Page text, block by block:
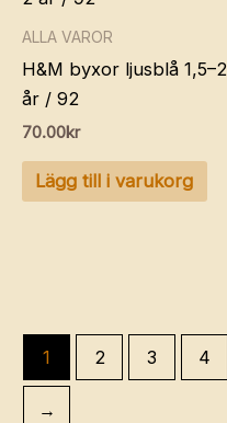
ALLA VAROR
H&M byxor ljusblå 1,5–2
år / 92
70.00kr
Lägg till i varukorg
1 2 3 4
→